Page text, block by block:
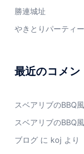
勝連城址
やきとりパーティー
最近のコメン
スベアリブのBBQ風
スベアリブのBBQ風
ブログ に koj より